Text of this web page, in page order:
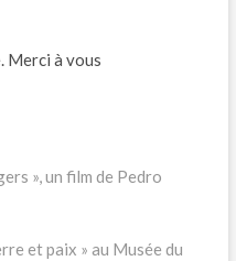
Merci à vous
», un film de Pedro
et paix » au Musée du